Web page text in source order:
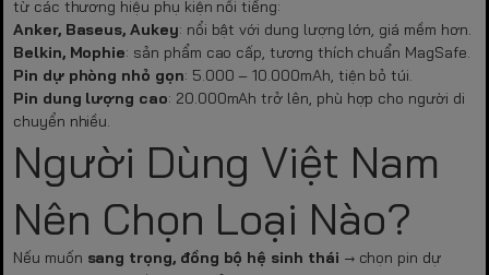
từ các thương hiệu phụ kiện nổi tiếng:
Anker, Baseus, Aukey: nổi bật với dung lượng lớn, giá mềm hơn.
Belkin, Mophie: sản phẩm cao cấp, tương thích chuẩn MagSafe.
Pin dự phòng nhỏ gọn: 5.000 – 10.000mAh, tiện bỏ túi.
Pin dung lượng cao: 20.000mAh trở lên, phù hợp cho người di
chuyển nhiều.
Người Dùng Việt Nam
Nên Chọn Loại Nào?
Nếu muốn sang trọng, đồng bộ hệ sinh thái → chọn pin dự